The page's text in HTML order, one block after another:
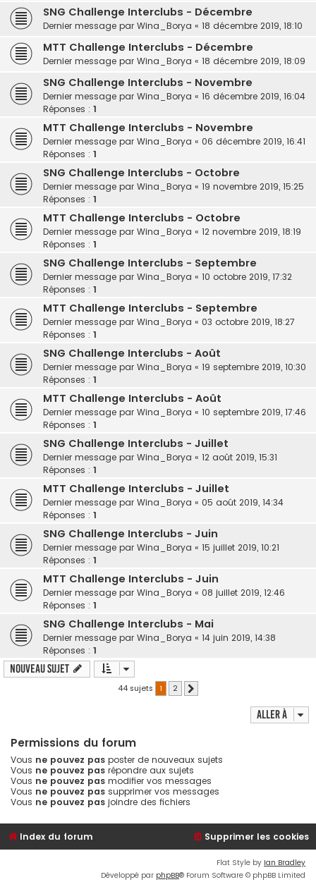
SNG Challenge Interclubs - Décembre
Dernier message par Wina_Borya « 18 décembre 2019, 18:10
MTT Challenge Interclubs - Décembre
Dernier message par Wina_Borya « 18 décembre 2019, 18:09
SNG Challenge Interclubs - Novembre
Dernier message par Wina_Borya « 16 décembre 2019, 16:04
Réponses : 1
MTT Challenge Interclubs - Novembre
Dernier message par Wina_Borya « 06 décembre 2019, 16:41
Réponses : 1
SNG Challenge Interclubs - Octobre
Dernier message par Wina_Borya « 19 novembre 2019, 15:25
Réponses : 1
MTT Challenge Interclubs - Octobre
Dernier message par Wina_Borya « 12 novembre 2019, 18:19
Réponses : 1
SNG Challenge Interclubs - Septembre
Dernier message par Wina_Borya « 10 octobre 2019, 17:32
Réponses : 1
MTT Challenge Interclubs - Septembre
Dernier message par Wina_Borya « 03 octobre 2019, 18:27
Réponses : 1
SNG Challenge Interclubs - Août
Dernier message par Wina_Borya « 19 septembre 2019, 10:30
Réponses : 1
MTT Challenge Interclubs - Août
Dernier message par Wina_Borya « 10 septembre 2019, 17:46
Réponses : 1
SNG Challenge Interclubs - Juillet
Dernier message par Wina_Borya « 12 août 2019, 15:31
Réponses : 1
MTT Challenge Interclubs - Juillet
Dernier message par Wina_Borya « 05 août 2019, 14:34
Réponses : 1
SNG Challenge Interclubs - Juin
Dernier message par Wina_Borya « 15 juillet 2019, 10:21
Réponses : 1
MTT Challenge Interclubs - Juin
Dernier message par Wina_Borya « 08 juillet 2019, 12:46
Réponses : 1
SNG Challenge Interclubs - Mai
Dernier message par Wina_Borya « 14 juin 2019, 14:38
Réponses : 1
Nouveau sujet
44 sujets 1 2
Aller à
Permissions du forum
Vous ne pouvez pas poster de nouveaux sujets
Vous ne pouvez pas répondre aux sujets
Vous ne pouvez pas modifier vos messages
Vous ne pouvez pas supprimer vos messages
Vous ne pouvez pas joindre des fichiers
Index du forum Supprimer les cookies
Flat Style by Ian Bradley
Développé par phpBB® Forum Software © phpBB Limited